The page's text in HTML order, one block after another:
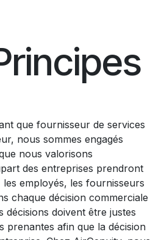
que fournisseur de services
nous sommes engagés
nous valorisons
des entreprises prendront
employés, les fournisseurs
chaque décision commerciale
décisions doivent être justes
prenantes afin que la décision